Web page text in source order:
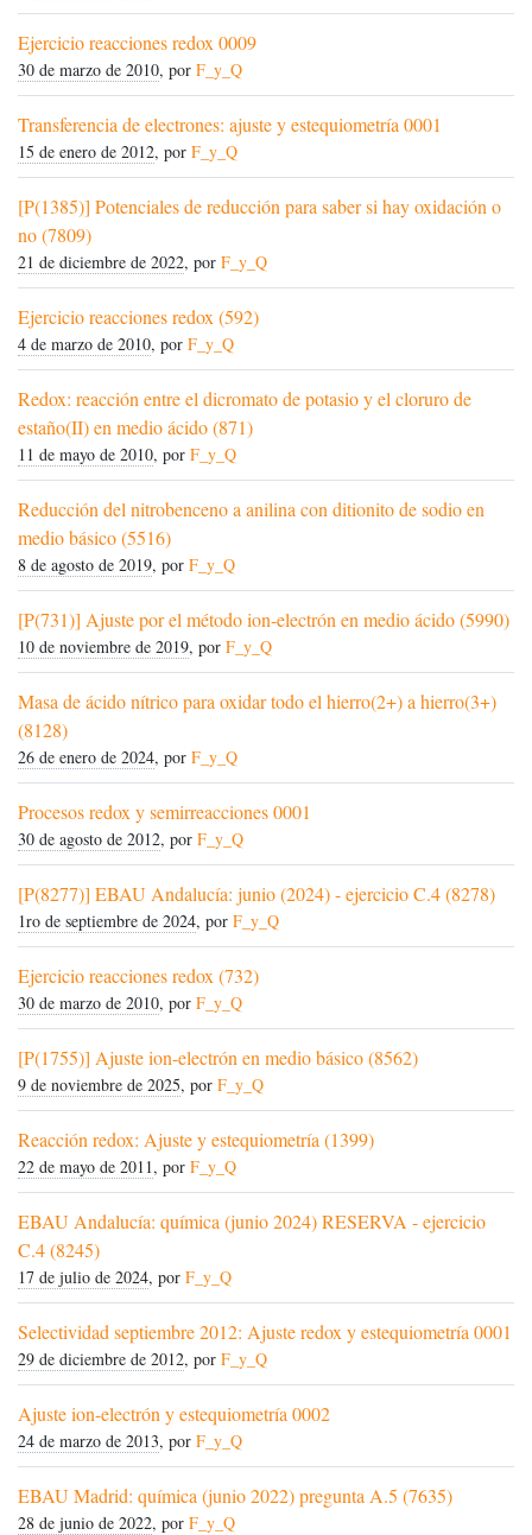
Ejercicio reacciones redox 0009
30 de marzo de 2010, por F_y_Q
Transferencia de electrones: ajuste y estequiometría 0001
15 de enero de 2012, por F_y_Q
[P(1385)] Potenciales de reducción para saber si hay oxidación o
no (7809)
21 de diciembre de 2022, por F_y_Q
Ejercicio reacciones redox (592)
4 de marzo de 2010, por F_y_Q
Redox: reacción entre el dicromato de potasio y el cloruro de
estaño(II) en medio ácido (871)
11 de mayo de 2010, por F_y_Q
Reducción del nitrobenceno a anilina con ditionito de sodio en
medio básico (5516)
8 de agosto de 2019, por F_y_Q
[P(731)] Ajuste por el método ion-electrón en medio ácido (5990)
10 de noviembre de 2019, por F_y_Q
Masa de ácido nítrico para oxidar todo el hierro(2+) a hierro(3+)
(8128)
26 de enero de 2024, por F_y_Q
Procesos redox y semirreacciones 0001
30 de agosto de 2012, por F_y_Q
[P(8277)] EBAU Andalucía: junio (2024) - ejercicio C.4 (8278)
1ro de septiembre de 2024, por F_y_Q
Ejercicio reacciones redox (732)
30 de marzo de 2010, por F_y_Q
[P(1755)] Ajuste ion-electrón en medio básico (8562)
9 de noviembre de 2025, por F_y_Q
Reacción redox: Ajuste y estequiometría (1399)
22 de mayo de 2011, por F_y_Q
EBAU Andalucía: química (junio 2024) RESERVA - ejercicio
C.4 (8245)
17 de julio de 2024, por F_y_Q
Selectividad septiembre 2012: Ajuste redox y estequiometría 0001
29 de diciembre de 2012, por F_y_Q
Ajuste ion-electrón y estequiometría 0002
24 de marzo de 2013, por F_y_Q
EBAU Madrid: química (junio 2022) pregunta A.5 (7635)
28 de junio de 2022, por F_y_Q